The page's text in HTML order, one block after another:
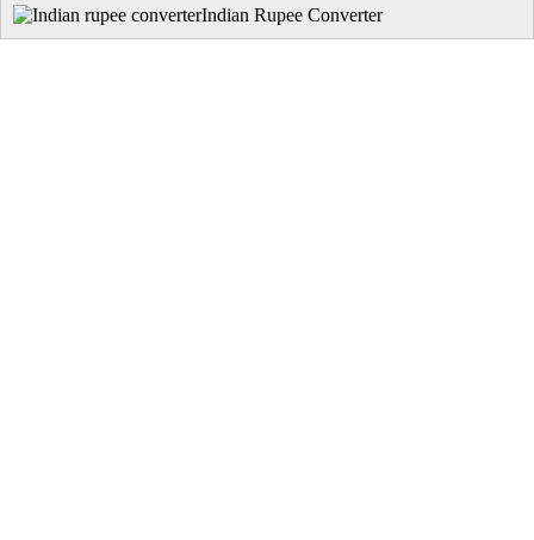
Indian Rupee Converter